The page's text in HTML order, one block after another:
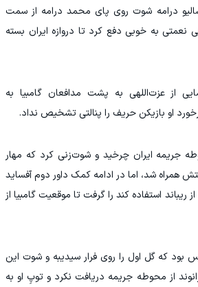
درامه شوت روی پای محمد درامه از سمت
به خوبی دفع کرد تا دروازه ایران بسته
از عزت‌اللهی به پشت مدافعان گامبیا به
او بازیکن حریف را پنالتی تشخیص نداد.
جریمه ایران چرخید و شوت‌زنی کرد که مهار
همراه شد، اما در ادامه کمک داور دوم آفساید
استفاده کند را گرفت تا موقعیت گامبیا از
بود که گل اول را روی فرار سیدیبه و شوت این
از محوطه جریمه دریافت نکرد و توپِ او به